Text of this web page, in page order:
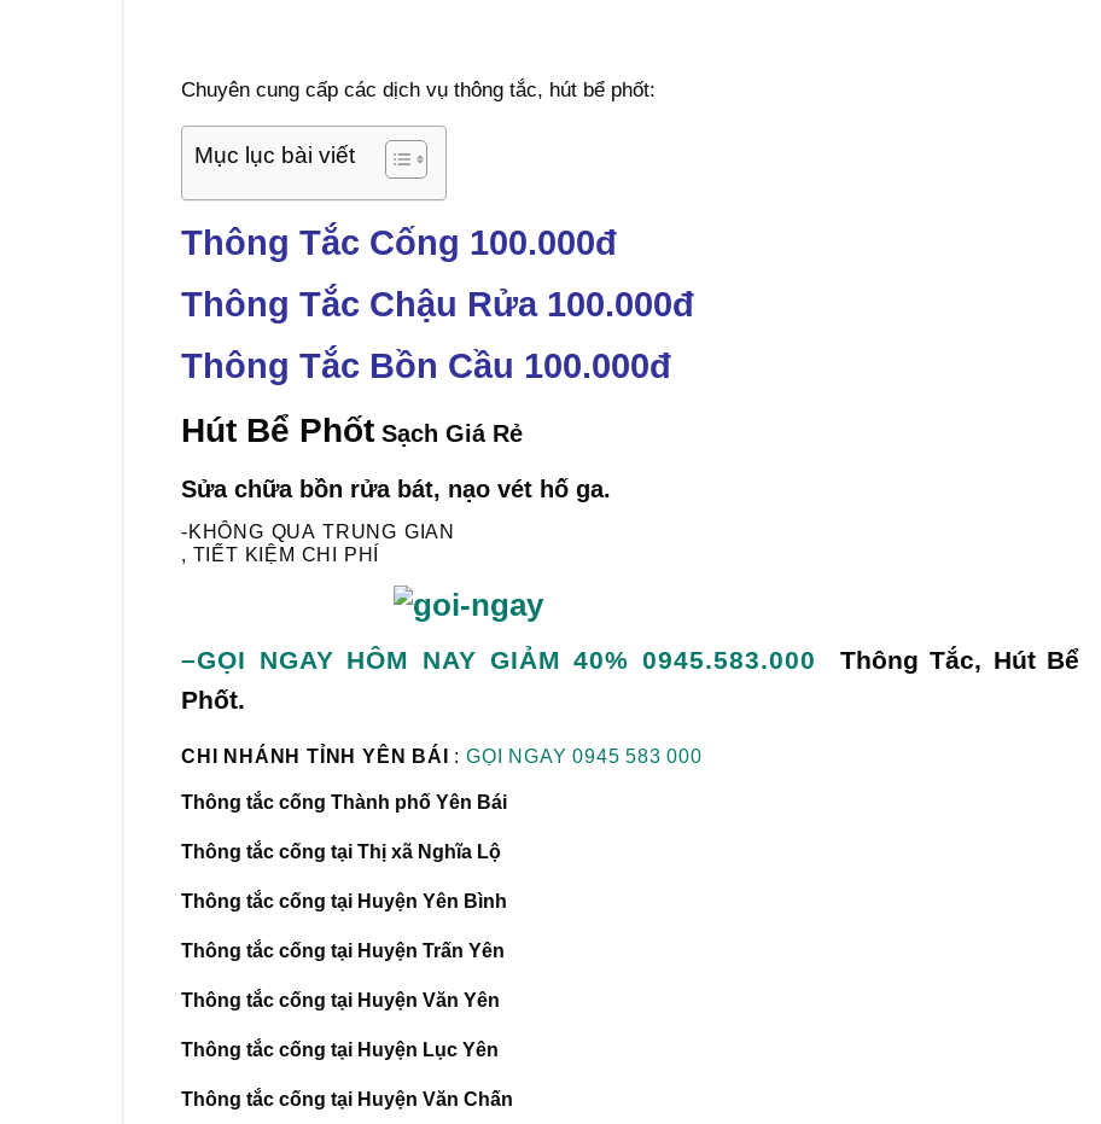
Chuyên cung cấp các dịch vụ thông tắc, hút bể phốt:
Mục lục bài viết
Thông Tắc Cống 100.000đ
Thông Tắc Chậu Rửa 100.000đ
Thông Tắc Bồn Cầu 100.000đ
Hút Bể Phốt Sạch Giá Rẻ
Sửa chữa bồn rửa bát, nạo vét hố ga.
-KHÔNG QUA TRUNG GIAN
, TIẾT KIỆM CHI PHÍ
–GỌI NGAY HÔM NAY GIẢM 40% 0945.583.000
Thông Tắc, Hút Bể
Phốt.
CHI NHÁNH TỈNH YÊN BÁI :GỌI NGAY 0945 583 000
Thông tắc cống Thành phố Yên Bái
Thông tắc cống tại Thị xã Nghĩa Lộ
Thông tắc cống tại Huyện Yên Bình
Thông tắc cống tại Huyện Trấn Yên
Thông tắc cống tại Huyện Văn Yên
Thông tắc cống tại Huyện Lục Yên
Thông tắc cống tại Huyện Văn Chấn